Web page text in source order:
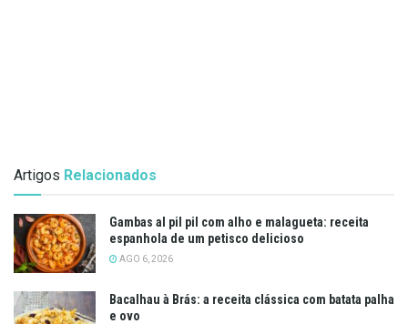
Artigos Relacionados
Gambas al pil pil com alho e malagueta: receita
espanhola de um petisco delicioso
AGO 6, 2026
Bacalhau à Brás: a receita clássica com batata palha
e ovo